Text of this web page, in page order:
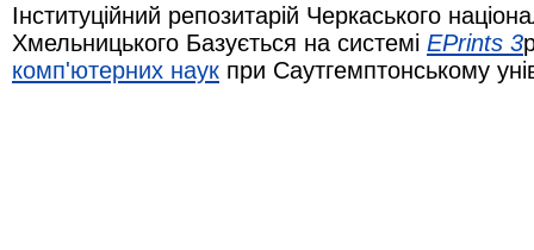
Інституційний репозитарій Черкаського
Хмельницького Базується на системі EPrints 3
комп'ютерних наук при Саутгемптонському